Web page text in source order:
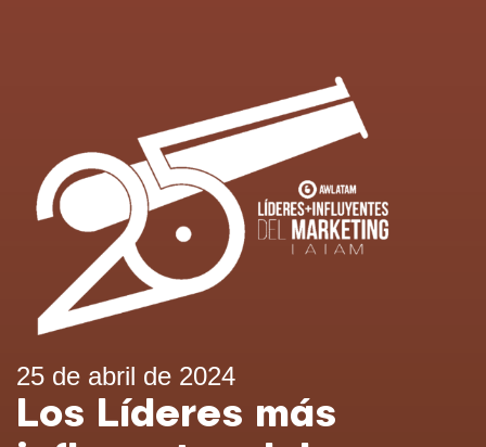
25 de abril de 2024
Los Líderes más